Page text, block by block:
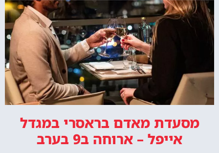
מסעדת מאדם בראסרי במגדל
אייפל – ארוחה ב9 בערב